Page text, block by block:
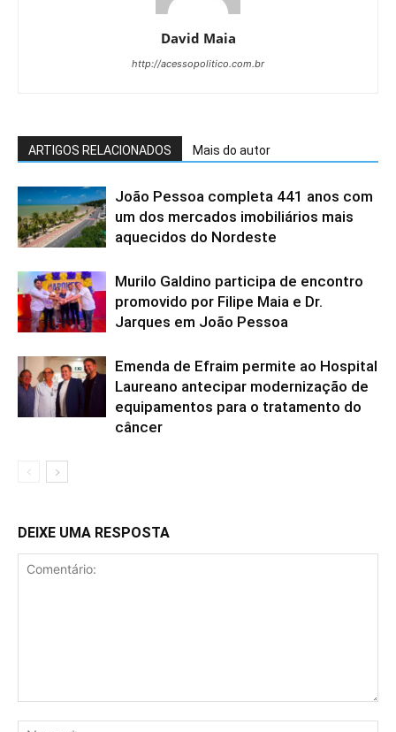
David Maia
http://acessopolitico.com.br
ARTIGOS RELACIONADOS Mais do autor
João Pessoa completa 441 anos com
um dos mercados imobiliários mais
aquecidos do Nordeste
Murilo Galdino participa de encontro
promovido por Filipe Maia e Dr.
Jarques em João Pessoa
Emenda de Efraim permite ao Hospital
Laureano antecipar modernização de
equipamentos para o tratamento do
câncer
DEIXE UMA RESPOSTA